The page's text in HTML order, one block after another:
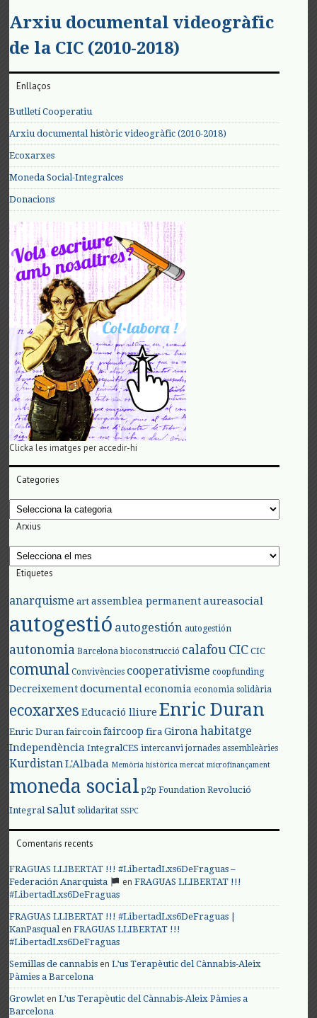
Arxiu documental videogràfic
de la CIC (2010-2018)
Enllaços
Butlletí Cooperatiu
Arxiu documental històric videogràfic (2010-2018)
Ecoxarxes
Moneda Social-Integralces
Donacions
Clicka les imatges per accedir-hi
Categories
Categories
Arxius
Arxius
Etiquetes
anarquisme art assemblea permanent aureasocial
autogestió autogestión autogestión
autonomia Barcelona bioconstrucció calafouCIC CIC
comunal Convivències cooperativisme coopfunding
Decreixement documental economia economia solidària
ecoxarxes Educació lliure Enric Duran
Enric Duran faircoin faircoop fira Girona habitatge
Independència IntegralCES intercanvi jornades assembleàries
KurdistanL'Albada Memòria històrica mercat microfinançament
moneda social p2p Foundation Revolució
Integral salut solidaritat SSPC
Comentaris recents
FRAGUAS LLIBERTAT !!! #LibertadLxs6DeFraguas –
Federación Anarquista
enFRAGUAS LLIBERTAT !!!
#LibertadLxs6DeFraguas
FRAGUAS LLIBERTAT !!! #LibertadLxs6DeFraguas |
KanPasqualenFRAGUAS LLIBERTAT !!!
#LibertadLxs6DeFraguas
Semillas de cannabis enL’us Terapèutic del Cànnabis-Aleix
Pàmies a Barcelona
Growlet enL’us Terapèutic del Cànnabis-Aleix Pàmies a
Barcelona